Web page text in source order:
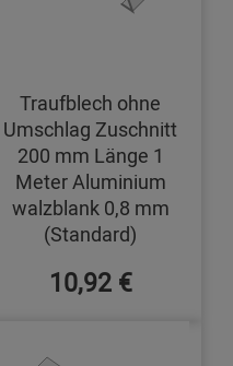
Traufblech ohne
Umschlag Zuschnitt
200 mm Länge 1
Meter Aluminium
walzblank 0,8 mm
(Standard)
10,92 €